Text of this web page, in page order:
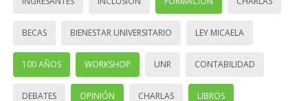
BECAS BIENESTAR UNIVERSITARIO LEY MICAELA
100 AÑOS WORKSHOP UNR CONTABILIDAD
DEBATES OPINIÓN CHARLAS LIBROS